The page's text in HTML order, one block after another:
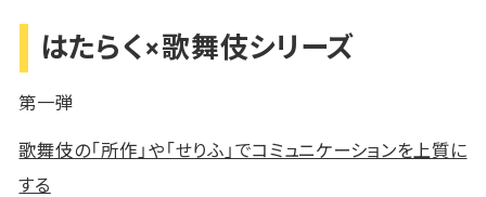
はたらく×歌舞伎シリーズ
第一弾
歌舞伎の「所作」や「せりふ」でコミュニケーションを上質に
する